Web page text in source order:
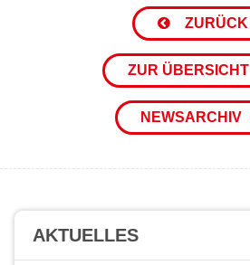
ZURÜCK
ZUR ÜBERSICHT
NEWSARCHIV
AKTUELLES